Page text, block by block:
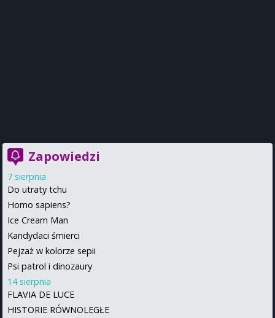
Zapowiedzi
7 sierpnia
Do utraty tchu
Homo sapiens?
Ice Cream Man
Kandydaci śmierci
Pejzaż w kolorze sepii
Psi patrol i dinozaury
14 sierpnia
FLAVIA DE LUCE
HISTORIE RÓWNOLEGŁE